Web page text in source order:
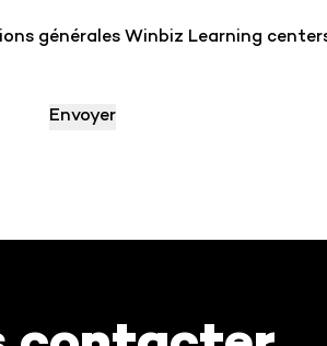
générales Winbiz Learning